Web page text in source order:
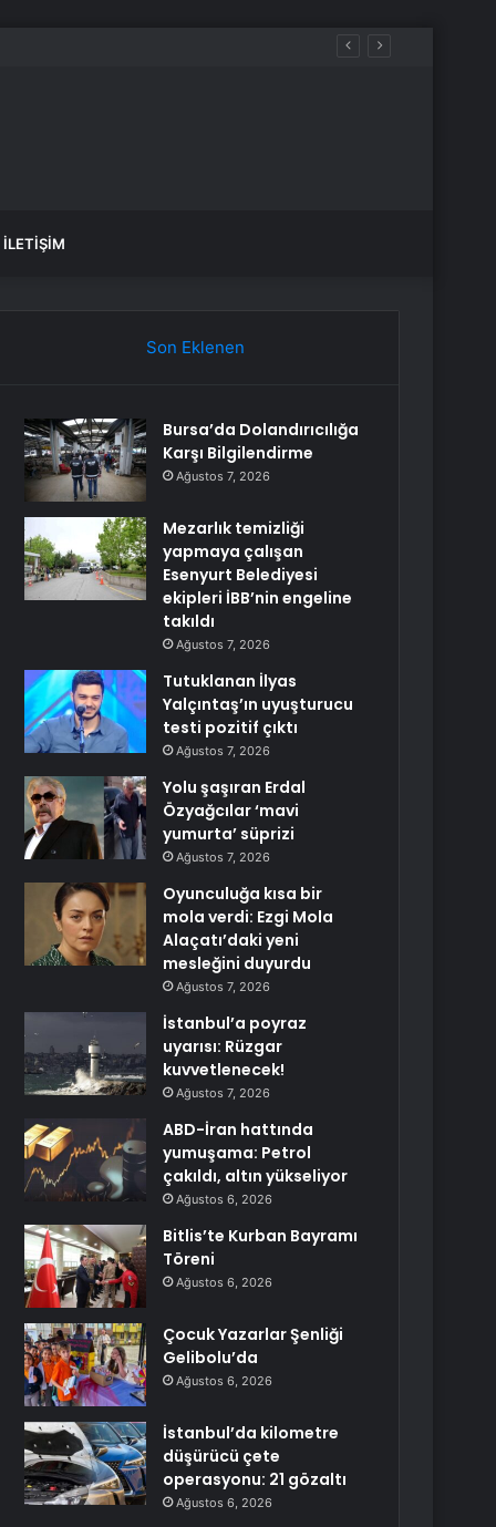
İLETIŞIM
Son Eklenen
Bursa’da Dolandırıcılığa
Karşı Bilgilendirme
Ağustos 7, 2026
Mezarlık temizliği
yapmaya çalışan
Esenyurt Belediyesi
ekipleri İBB’nin engeline
takıldı
Ağustos 7, 2026
Tutuklanan İlyas
Yalçıntaş’ın uyuşturucu
testi pozitif çıktı
Ağustos 7, 2026
Yolu şaşıran Erdal
Özyağcılar ‘mavi
yumurta’ süprizi
Ağustos 7, 2026
Oyunculuğa kısa bir
mola verdi: Ezgi Mola
Alaçatı’daki yeni
mesleğini duyurdu
Ağustos 7, 2026
İstanbul’a poyraz
uyarısı: Rüzgar
kuvvetlenecek!
Ağustos 7, 2026
ABD-İran hattında
yumuşama: Petrol
çakıldı, altın yükseliyor
Ağustos 6, 2026
Bitlis’te Kurban Bayramı
Töreni
Ağustos 6, 2026
Çocuk Yazarlar Şenliği
Gelibolu’da
Ağustos 6, 2026
İstanbul’da kilometre
düşürücü çete
operasyonu: 21 gözaltı
Ağustos 6, 2026